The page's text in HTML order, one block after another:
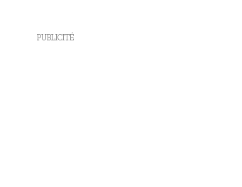
PUBLICITÉ